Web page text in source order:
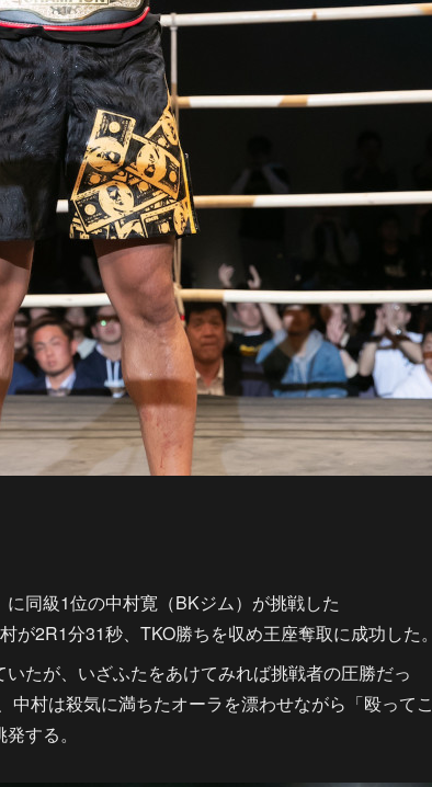
同級1位の中村寛（BKジム）が挑戦した
2R1分31秒、TKO勝ちを収め王座奪取に成功した。
たが、いざふたをあけてみれば挑戦者の圧勝だっ
村は殺気に満ちたオーラを漂わせながら「殴ってこ
する。